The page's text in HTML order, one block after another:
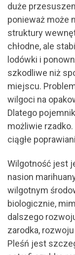
duże
ponieważ może
struktury
chłodne, ale
lodówki i
szkodliwe niż
miejscu.
wilgoci na
Dlatego
możliwie
ciągłe
Wilgotność jest
nasion
wilgotnym
biologicznie,
dalszego
zarodka,
Pleśń jest